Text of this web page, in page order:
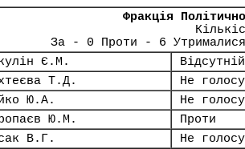
Фракція
За - 0 Проти - 6
Є.М.
Відсутній
Т.Д.
Не
Ю.А.
Не
Ю.М.
Проти
В.Г.
Не